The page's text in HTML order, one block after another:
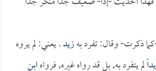
ذكرت- وقال: تفرد بهزيد. يعني: لم يروه
لم يتفرد به, بل قد رواه غيره, فرواهابن